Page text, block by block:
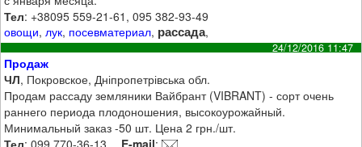
Тел: +38095 559-21-61, 095 382-93-49
овощи,лук, посевматериал, рассада,
24/12/2016 11:47
Продаж
ЧЛ, Покровское, Дніпропетрівська обл.
Продам рассаду земляники Вайбрант (VIBRANT) - сорт очень
раннего периода плодоношения, высокоурожайный.
Минимальный заказ -50 шт. Цена 2 грн./шт.
Тел: 099 770-36-13 E-mail: